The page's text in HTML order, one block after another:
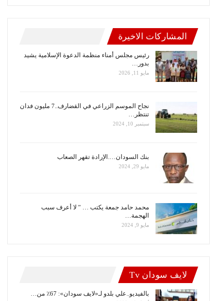
المشاركات الاخيرة
رئيس مجلس أمناء منظمة الدعوة الإسلامية يشيد
بدور…
مايو 11, 2026
نجاح الموسم الزراعي في القضارف..7 مليون فدان
تنتظر…
سبتمبر 10, 2024
بنك السودان….الإرادة تقهر الصعاب
مايو 29, 2024
محمد حامد جمعة يكتب … ” لا أعرف سبب
الهجمة…
مايو 9, 2024
لايف سودان Tv
بالفيديو..علي بلدو لـ«لايف سودان»: 67٪ من…